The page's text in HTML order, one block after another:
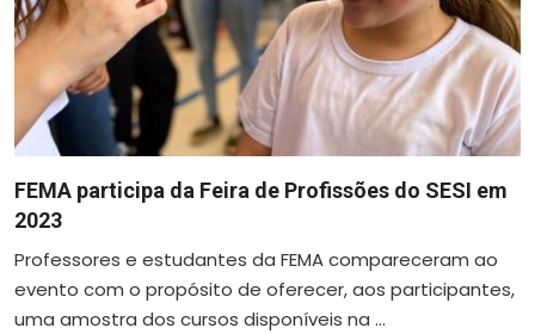
FEMA participa da Feira de Profissões do SESI em
2023
Professores e estudantes da FEMA compareceram ao
evento com o propósito de oferecer, aos participantes,
uma amostra dos cursos disponíveis na ...